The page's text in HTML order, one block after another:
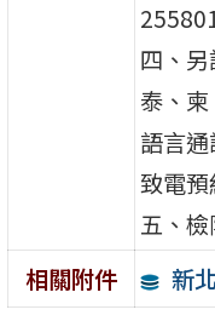
四、
泰、
語言
致電預
五、
相關附件
新